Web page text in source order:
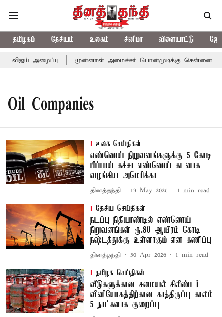
தமிழகம் தேசியம் உலகம் சினிமா விளையாட்டு
விஜய் அழைப்பு முன்னாள் அமைச்சர் பொன்முடிக்கு சென்னை
Oil Companies
உலக செய்திகள்
எண்ணெய் நிறுவனங்களுக்கு 5 கோடி
பீப்பாய் கச்சா எண்ணெய் கடனாக
வழங்கிய அமெரிக்கா
தினத்தந்தி 13 May 2026 1 min read
தேசிய செய்திகள்
நடப்பு நிதியாண்டில் எண்ணெய்
நிறுவனங்கள் ரூ.80 ஆயிரம் கோடி
நஷ்டத்துக்கு உள்ளாகும் என கணிப்பு
தினத்தந்தி 30 Apr 2026 1 min read
தமிழக செய்திகள்
வீடுகளுக்கான சமையல் சிலிண்டர்
வினியோகத்திற்கான காத்திருப்பு காலம்
5 நாட்களாக குறைப்பு